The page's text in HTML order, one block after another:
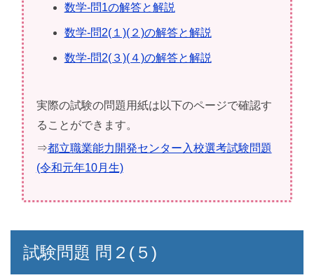
数学-問1の解答と解説
数学-問2(１)(２)の解答と解説
数学-問2(３)(４)の解答と解説
実際の試験の問題用紙は以下のページで確認す
ることができます。
⇒都立職業能力開発センター入校選考試験問題
(令和元年10月生)
試験問題 問２(５)